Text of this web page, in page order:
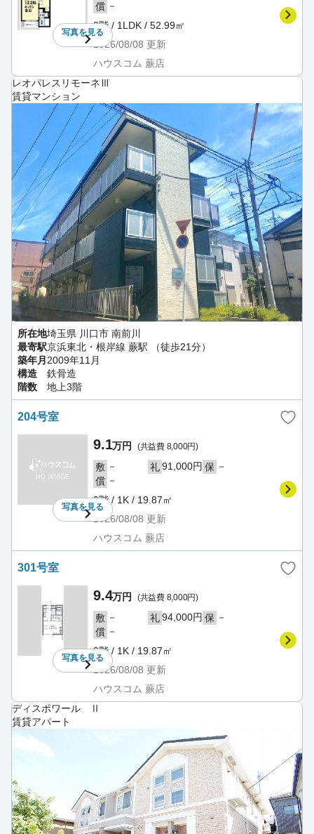
写真を見る
償 －
3階 / 1LDK / 52.99㎡
2026/08/08 更新
ハウスコム 蕨店
レオパレスリモーネⅢ
賃貸マンション
所在地埼玉県 川口市 南前川
最寄駅京浜東北・根岸線 蕨駅 （徒歩21分）
築年月 2009年11月
構造
鉄骨造
階数
地上3階
204号室
写真を見る
9.1万円 (共益費 8,000円)
敷 － 礼91,000円 保 －
償 －
2階 / 1K / 19.87㎡
2026/08/08 更新
ハウスコム 蕨店
301号室
写真を見る
9.4万円 (共益費 8,000円)
敷 － 礼94,000円 保 －
償 －
3階 / 1K / 19.87㎡
2026/08/08 更新
ハウスコム 蕨店
ディスポワール Ⅱ
賃貸アパート